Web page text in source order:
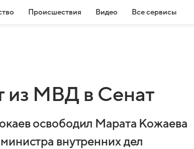
Происшествия Видео Все сервисы
из МВД в Сенат
освободил Марата Кожаева
внутренних дел